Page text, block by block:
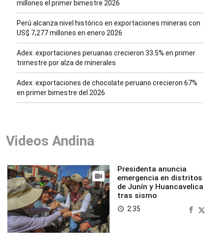
millones el primer bimestre 2026
Perú alcanza nivel histórico en exportaciones mineras con
US$ 7,277 millones en enero 2026
Adex: exportaciones peruanas crecieron 33.5% en primer
trimestre por alza de minerales
Adex: exportaciones de chocolate peruano crecieron 67%
en primer bimestre del 2026
Videos Andina
Presidenta anuncia
emergencia en distritos
de Junín y Huancavelica
tras sismo
access_time 2:35